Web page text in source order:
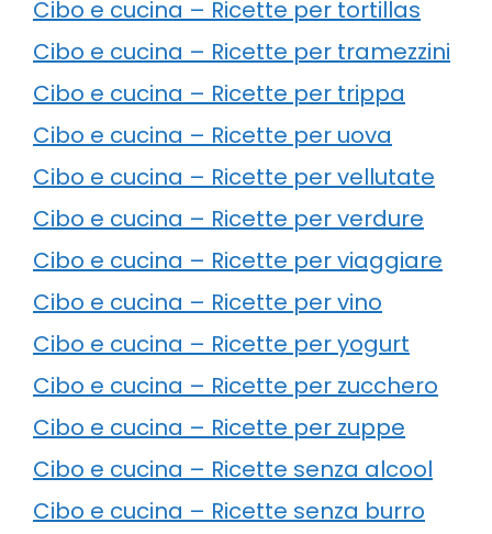
Cibo e cucina – Ricette per tortillas
Cibo e cucina – Ricette per tramezzini
Cibo e cucina – Ricette per trippa
Cibo e cucina – Ricette per uova
Cibo e cucina – Ricette per vellutate
Cibo e cucina – Ricette per verdure
Cibo e cucina – Ricette per viaggiare
Cibo e cucina – Ricette per vino
Cibo e cucina – Ricette per yogurt
Cibo e cucina – Ricette per zucchero
Cibo e cucina – Ricette per zuppe
Cibo e cucina – Ricette senza alcool
Cibo e cucina – Ricette senza burro